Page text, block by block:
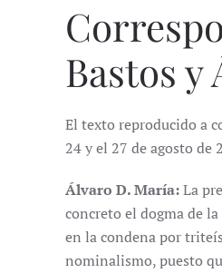
Bastos y
El texto reproducido a
24 y el 27 de agosto
Álvaro D. María:La
concreto el dogma de
en la condena por
nominalismo, puesto